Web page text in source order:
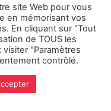
site Web pour vous
en mémorisant vos
En cliquant sur "Tout
de TOUS les
"Paramètres
contrôlé.